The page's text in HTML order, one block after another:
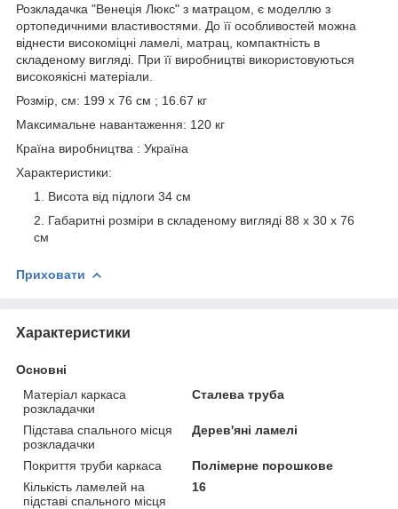
Розкладачка "Венеція Люкс" з матрацом, є моделлю з
ортопедичними властивостями. До її особливостей можна
віднести високоміцні ламелі, матрац, компактність в
складеному вигляді. При її виробництві використовуються
високоякісні матеріали.
Розмір, см: 199 х 76 см ; 16.67 кг
Максимальне навантаження: 120 кг
Країна виробництва : Україна
Характеристики:
Висота від підлоги 34 см
Габаритні розміри в складеному вигляді 88 х 30 х 76
см
Приховати
Характеристики
Основні
Матеріал каркаса
розкладачки
Сталева труба
Підстава спального місця
розкладачки
Дерев'яні ламелі
Покриття труби каркаса
Полімерне порошкове
Кількість ламелей на
підставі спального місця
16